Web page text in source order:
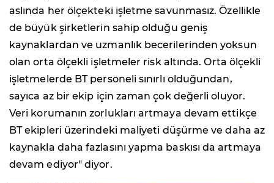
aslında her ölçekteki işletme savunmasız. Özellikle
de büyük şirketlerin sahip olduğu geniş
kaynaklardan ve uzmanlık becerilerinden yoksun
olan orta ölçekli işletmeler risk altında. Orta ölçekli
işletmelerde BT personeli sınırlı olduğundan,
sayıca az bir ekip için zaman çok değerli oluyor.
Veri korumanın zorlukları artmaya devam ettikçe
BT ekipleri üzerindeki maliyeti düşürme ve daha az
kaynakla daha fazlasını yapma baskısı da artmaya
devam ediyor" diyor.